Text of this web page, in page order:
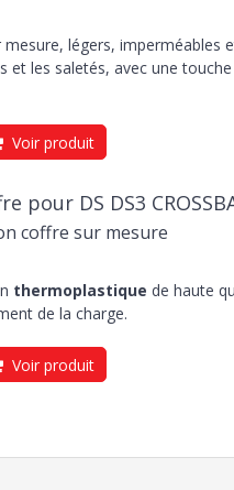
légers, imperméables
et les saletés, avec une
Voir produit
pour DS DS3
coffre sur mesure
thermoplastique de haute
de la charge.
Voir produit